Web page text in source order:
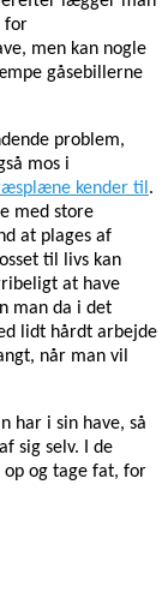
for
men kan nogle
gåsebillerne
problem,
mos i
kender til .
med store
at plages af
til livs kan
at have
man da i det
lidt hårdt arbejde
når man vil
har i sin have, så
sig selv. I de
og tage fat, for